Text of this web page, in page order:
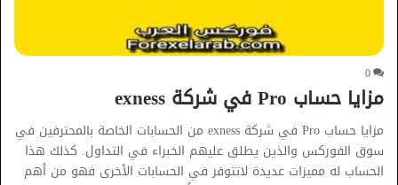
0
مزايا حساب Pro في شركة exness
مزايا حساب Pro في شركة exness من الحسابات الخاصة بالمحترفين في
سوق الفوركس والذين يطلق عليهم الخبراء في التداول. كذلك هذا
الحساب له مميزات عديدة لاتتوفر في الحسابات الأخرى فهو من أهم